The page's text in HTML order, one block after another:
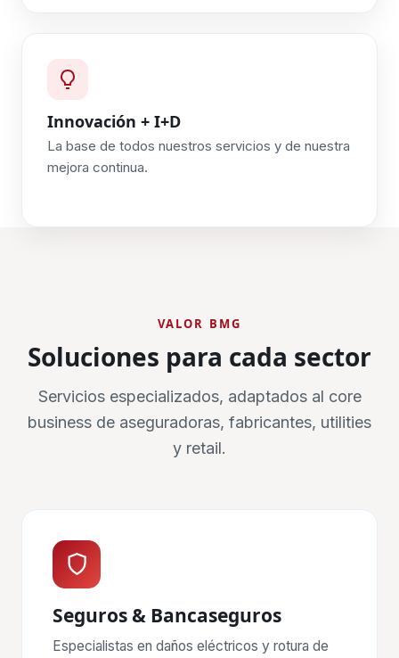
Innovación + I+D
La base de todos nuestros servicios y de nuestra
mejora continua.
VALOR BMG
Soluciones para cada sector
Servicios especializados, adaptados al core
business de aseguradoras, fabricantes, utilities
y retail.
Seguros & Bancaseguros
Especialistas en daños eléctricos y rotura de